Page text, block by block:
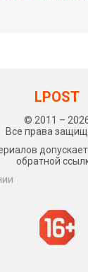
LPOST
© 2011 –
Все права
обратной